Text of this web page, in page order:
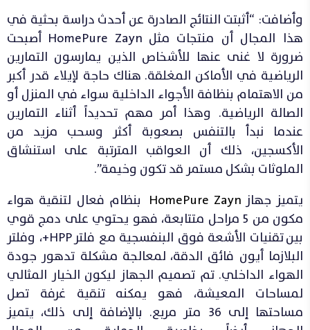
وأضافت: “أثبتت النتائج الصادرة عن أحدث دراسة بحثية في
هذا المجال أن منتجات مثل HomePure Zayn أصبحت
ضرورة لا غنى عنها للأشخاص الذين يمارسون التمارين
الرياضية في الأماكن المغلقة. هناك حاجة لإيلاء قدر أكبر
من الاهتمام بنظافة الأجواء الداخلية سواء في المنزل أو
الصالة الرياضية. وهذا أمر مهم تحديداً أثناء التمارين
عندما نبدأ بالتنفس بصعوبة أكثر وسحب مزيد من
الأكسجين، ذلك أن العواقب المترتبة على استنشاق
الملوثات بشكل مستمر قد تكون وخيمة”.
يتميز جهاز HomePure Zayn بنظام فعال لتنقية هواء
مكون من 5 مراحل متتابعة، فهو يحتوي على دمج قوي
بين تقنيات الأشعة فوق البنفسجية مع فلتر HPP+، وفلتر
البلازما أيون فائق الدقة، لمعالجة مشكلة تدهور جودة
الهواء الداخلي. تم تصميم الجهاز ليكون الخيار المثالي
لمساحات المعيشة، فهو يمكنه تنقية غرفة تصل
مساحتها إلى 36 متر مربع. بالإضافة إلى ذلك، يتميز